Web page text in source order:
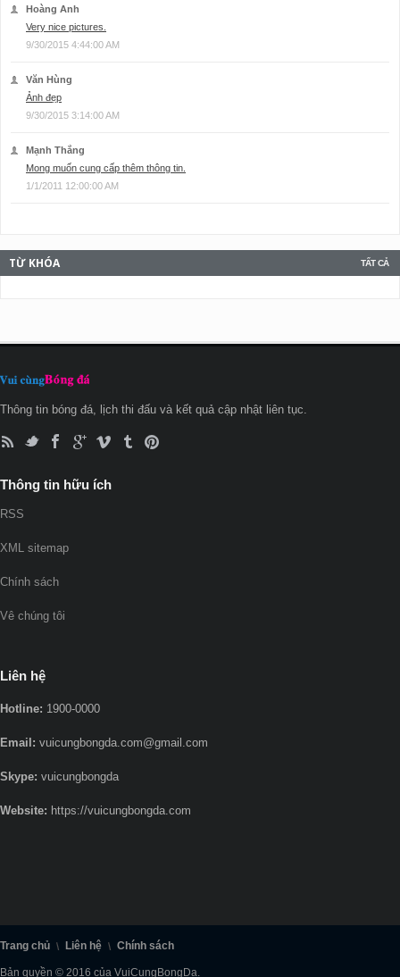
Hoàng Anh
Very nice pictures.
9/30/2015 4:44:00 AM
Văn Hùng
Ảnh đẹp
9/30/2015 3:14:00 AM
Mạnh Thắng
Mong muốn cung cấp thêm thông tin.
1/1/2011 12:00:00 AM
TẤT CẢ
TỪ KHÓA
Thông tin bóng đá, lịch thi đấu và kết quả cập nhật liên tục.
Thông tin hữu ích
RSS
XML sitemap
Chính sách
Vê chúng tôi
Liên hệ
Hotline: 1900-0000
Email: vuicungbongda.com@gmail.com
Skype: vuicungbongda
Website: https://vuicungbongda.com
Trang chủ Liên hệ Chính sách
Bản quyền © 2016 của VuiCungBongDa.